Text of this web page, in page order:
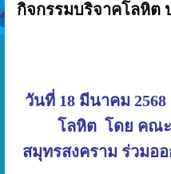
กิจกรรมบริจาคโลหิต
วันที่ 18 มีนาคม
โลหิต โดย คณะ
สมุทรสงคราม ร่วมอ